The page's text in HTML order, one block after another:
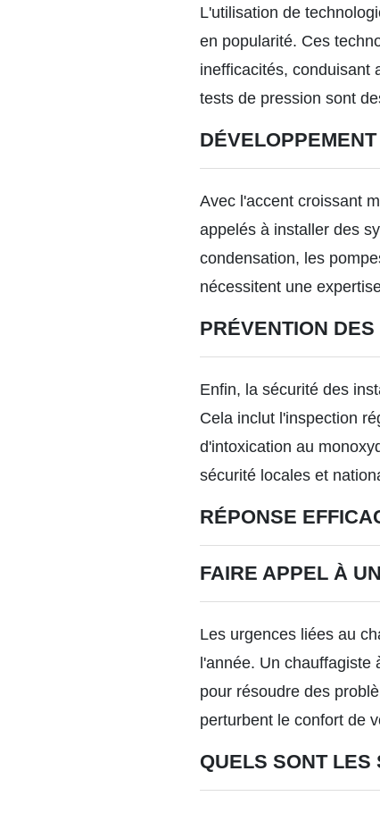
L'utilisation de
en popularité. Ces
inefficacités, conduisant
tests de pression sont
Avec l'accent croissant
appelés à installer des
condensation, les
nécessitent une
PRÉVENTION
Enfin, la sécurité des
Cela inclut l'inspection
d'intoxication au
sécurité locales et
RÉPONSE
FAIRE APPEL À
Les urgences liées au
l'année. Un chauffagiste
pour résoudre des
perturbent le confort de
QUELS SONT LES